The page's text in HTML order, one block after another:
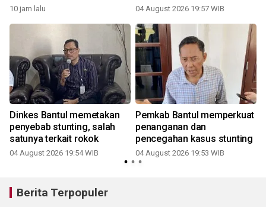
10 jam lalu 04 August 2026 19:57 WIB
Dinkes Bantul memetakan
penyebab stunting, salah
satunya terkait rokok
04 August 2026 19:54 WIB
Pemkab Bantul memperkuat
penanganan dan
pencegahan kasus stunting
04 August 2026 19:53 WIB
Berita Terpopuler